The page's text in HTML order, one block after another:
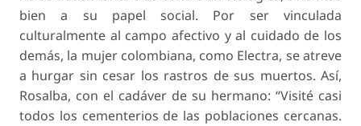
bien a su papel social. Por ser vinculada
culturalmente al campo afectivo y al cuidado de los
demás, la mujer colombiana, como Electra, se atreve
a hurgar sin cesar los rastros de sus muertos. Así,
Rosalba, con el cadáver de su hermano: “Visité casi
todos los cementerios de las poblaciones cercanas.